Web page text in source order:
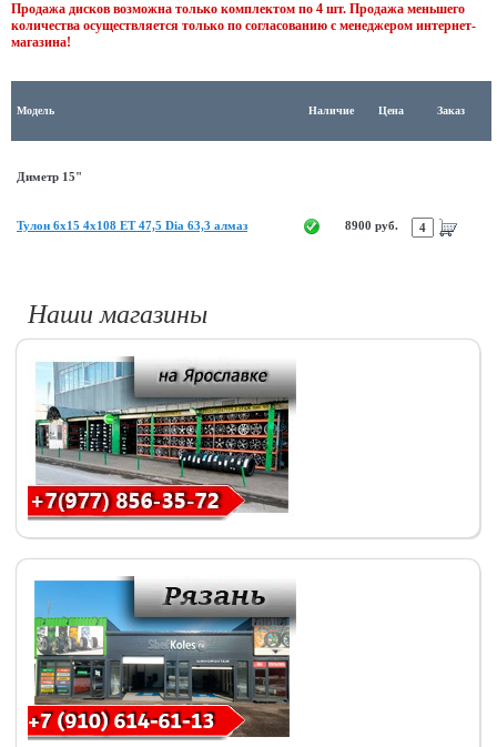
Продажа дисков возможна только комплектом по 4 шт. Продажа меньшего
количества осуществляется только по согласованию с менеджером интернет-
магазина!
Модель Наличие Цена Заказ
Диметр 15"
Тулон 6x15 4x108 ET 47,5 Dia 63,3 алмаз 8900 руб.
Наши магазины